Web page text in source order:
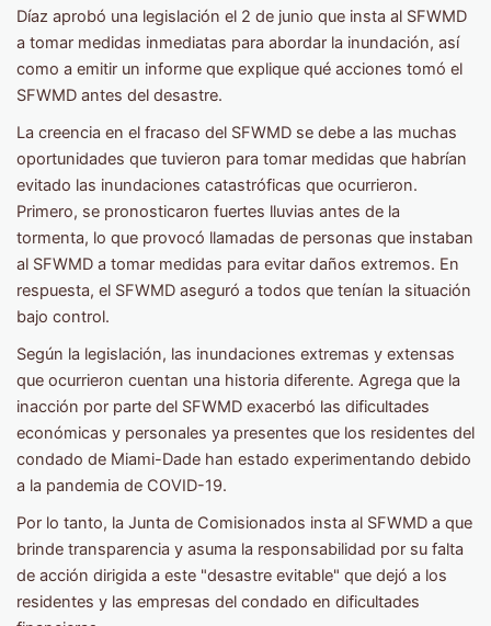
Díaz aprobó una legislación el 2 de junio que insta al SFWMD
a tomar medidas inmediatas para abordar la inundación, así
como a emitir un informe que explique qué acciones tomó el
SFWMD antes del desastre.
La creencia en el fracaso del SFWMD se debe a las muchas
oportunidades que tuvieron para tomar medidas que habrían
evitado las inundaciones catastróficas que ocurrieron.
Primero, se pronosticaron fuertes lluvias antes de la
tormenta, lo que provocó llamadas de personas que instaban
al SFWMD a tomar medidas para evitar daños extremos. En
respuesta, el SFWMD aseguró a todos que tenían la situación
bajo control.
Según la legislación, las inundaciones extremas y extensas
que ocurrieron cuentan una historia diferente. Agrega que la
inacción por parte del SFWMD exacerbó las dificultades
económicas y personales ya presentes que los residentes del
condado de Miami-Dade han estado experimentando debido
a la pandemia de COVID-19.
Por lo tanto, la Junta de Comisionados insta al SFWMD a que
brinde transparencia y asuma la responsabilidad por su falta
de acción dirigida a este "desastre evitable" que dejó a los
residentes y las empresas del condado en dificultades